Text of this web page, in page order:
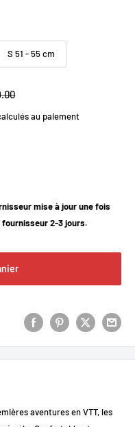
S 51 - 55 cm
au paiement
mise à jour une fois
fournisseur 2-3 jours.
aventures en VTT, les